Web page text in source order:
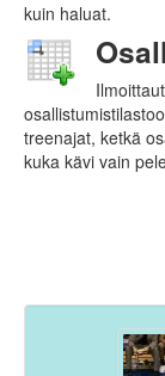
kuin haluat.
treenajat, ketkä
kuka kävi vain